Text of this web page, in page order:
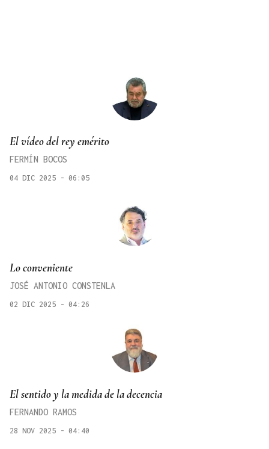
El vídeo del rey emérito
FERMÍN BOCOS
04 DIC 2025 - 06:05
Lo conveniente
JOSÉ ANTONIO CONSTENLA
02 DIC 2025 - 04:26
El sentido y la medida de la decencia
FERNANDO RAMOS
28 NOV 2025 - 04:40